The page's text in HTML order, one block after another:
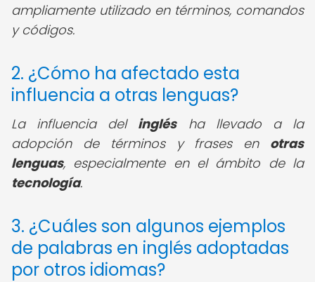
ampliamente utilizado en términos, comandos
y códigos.
2. ¿Cómo ha afectado esta
influencia a otras lenguas?
La influencia del inglésha llevado a la
adopción de términos y frases en otras
lenguas, especialmente en el ámbito de la
tecnología.
3. ¿Cuáles son algunos ejemplos
de palabras en inglés adoptadas
por otros idiomas?